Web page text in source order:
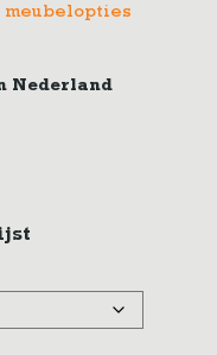
meubelopties
Nederland